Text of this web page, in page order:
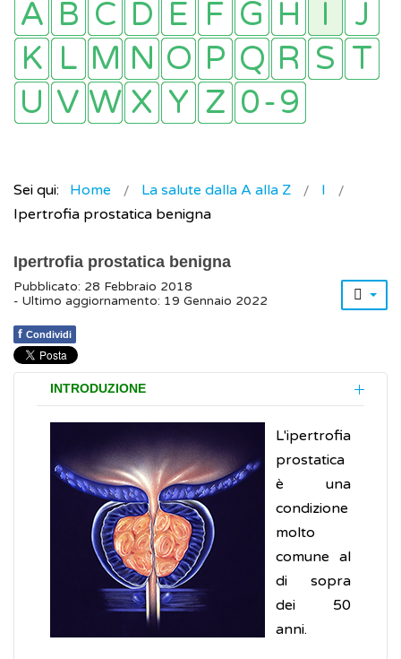
Sei qui: Home La salute dalla A alla Z
I
Ipertrofia prostatica benigna
Ipertrofia prostatica benigna
Pubblicato: 28 Febbraio 2018
- Ultimo aggiornamento: 19 Gennaio 2022
f Condividi
INTRODUZIONE
L'ipertrofia
prostatica
è una
condizione
molto
comune al
di sopra
dei 50
anni.